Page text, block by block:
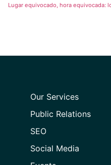
Lugar equivocado, hora equivocada:
Our Services
Public Relations
SEO
Social Media